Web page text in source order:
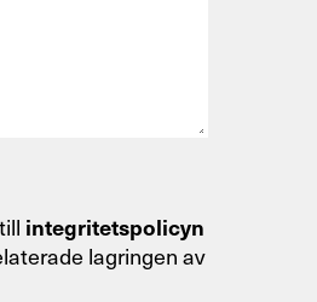
integritetspolicyn
lagringen av